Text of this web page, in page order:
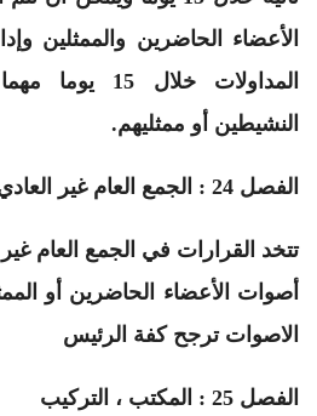
الأعضاء الحاضرين والممثلين
المداولات
النشيطين أو ممثليهم.
الفصل 24 : الجمع العام غير العادي ، الأغلبية
تتخد القرارات في الجمع العام
أصوات الأعضاء الحاضرين أو
الاصوات ترجح كفة الرئيس
الفصل 25 : المكتب ، التركيب